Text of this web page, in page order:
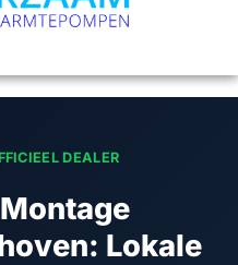
DEALER
Lokale